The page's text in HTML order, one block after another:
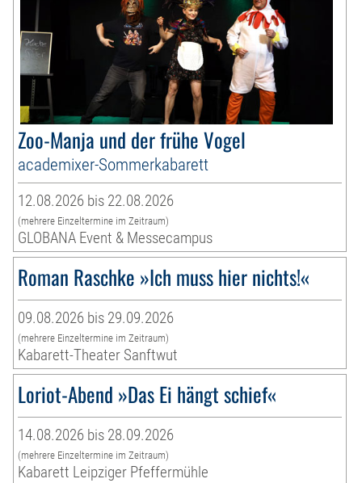
Zoo-Manja und der frühe Vogel
academixer-Sommerkabarett
12.08.2026 bis 22.08.2026
(mehrere Einzeltermine im Zeitraum)
GLOBANA Event & Messecampus
Roman Raschke »Ich muss hier nichts!«
09.08.2026 bis 29.09.2026
(mehrere Einzeltermine im Zeitraum)
Kabarett-Theater Sanftwut
Loriot-Abend »Das Ei hängt schief«
14.08.2026 bis 28.09.2026
(mehrere Einzeltermine im Zeitraum)
Kabarett Leipziger Pfeffermühle